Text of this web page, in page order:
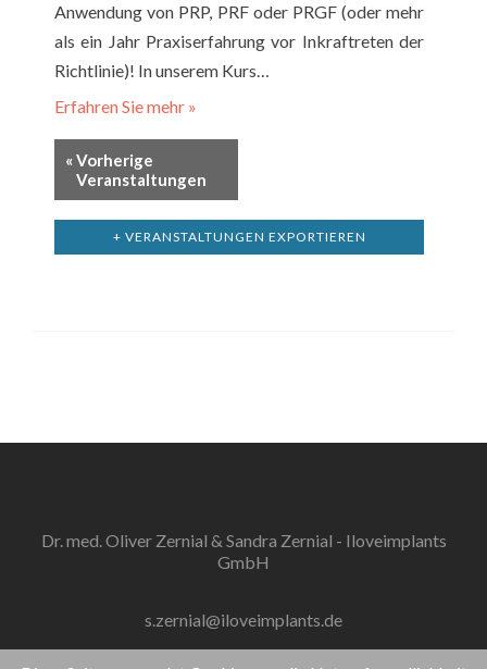
Anwendung von PRP, PRF oder PRGF (oder mehr
als ein Jahr Praxiserfahrung vor Inkraftreten der
Richtlinie)! In unserem Kurs…
Erfahren Sie mehr »
«Vorherige
Veranstaltungen
+ VERANSTALTUNGEN EXPORTIEREN
Dr. med. Oliver Zernial & Sandra Zernial - Iloveimplants
GmbH
s.zernial@iloveimplants.de